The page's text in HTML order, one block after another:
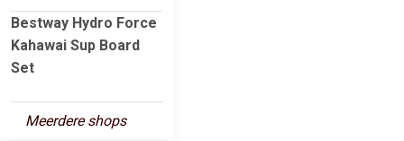
Bestway Hydro Force
Kahawai Sup Board
Set
Meerdere shops